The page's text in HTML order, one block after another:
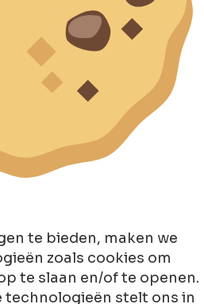
te bieden, maken we
zoals cookies om
te slaan en/of te openen.
technologieën stelt ons in